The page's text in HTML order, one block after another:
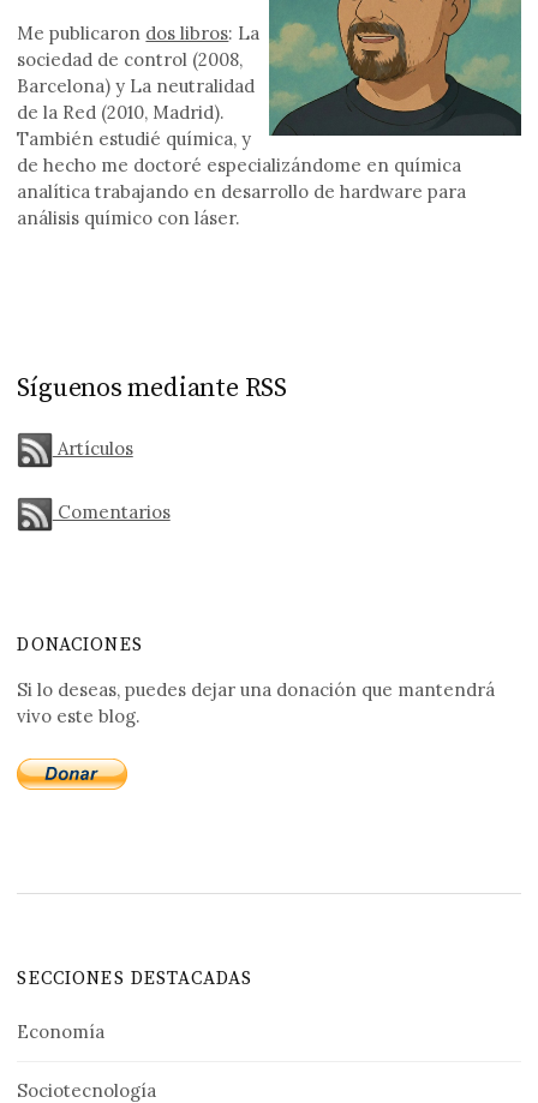
Me publicaron dos libros: La
sociedad de control (2008,
Barcelona) y La neutralidad
de la Red (2010, Madrid).
También estudié química, y
de hecho me doctoré especializándome en química
analítica trabajando en desarrollo de hardware para
análisis químico con láser.
Síguenos mediante RSS
Artículos
Comentarios
DONACIONES
Si lo deseas, puedes dejar una donación que mantendrá
vivo este blog.
SECCIONES DESTACADAS
Economía
Sociotecnología